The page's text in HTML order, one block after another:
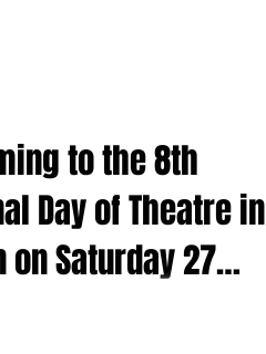
to the 8th
Day of Theatre in
on Saturday 27